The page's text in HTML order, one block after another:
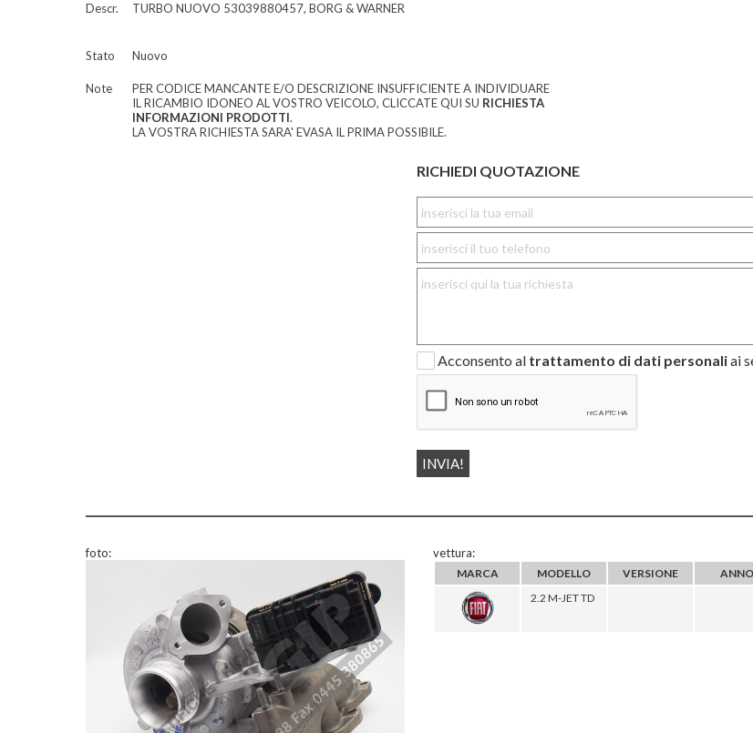
Descr. TURBO NUOVO 53039880457, BORG & WARNER
Stato Nuovo
Note
PER CODICE MANCANTE E/O DESCRIZIONE INSUFFICIENTE A INDIVIDUARE
IL RICAMBIO IDONEO AL VOSTRO VEICOLO, CLICCATE QUI SU RICHIESTA
INFORMAZIONI PRODOTTI.
LA VOSTRA RICHIESTA SARA' EVASA IL PRIMA POSSIBILE.
RICHIEDI QUOTAZIONE
Acconsento al trattamento di dati personaliai
foto: vettura:
MARCA MODELLO VERSIONE
ANNO
2.2 M-JET TD